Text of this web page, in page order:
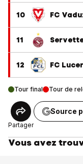
10 FC
11
12 FC
Tour final Tour de
Partager
Source
Vous avez